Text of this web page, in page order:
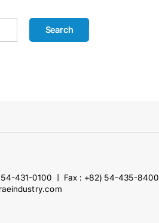
Search
431-0100 ㅣ Fax : +82) 54-435-8400